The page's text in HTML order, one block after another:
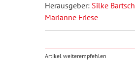
Herausgeber: Silke Bartsch
Marianne Friese
Artikel weiterempfehlen